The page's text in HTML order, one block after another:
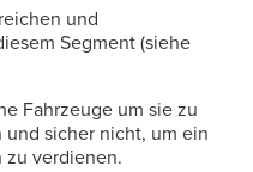
und
Segment (siehe
Fahrzeuge um sie zu
sicher nicht, um ein
zu verdienen.